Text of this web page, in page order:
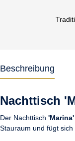
Beschreibung
Nachttisch
Der Nachttisch 'Marina'
Stauraum und fügt